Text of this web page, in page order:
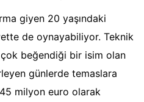
giyen 20 yaşındaki
de oynayabiliyor. Teknik
beğendiği bir isim olan
günlerde temaslara
milyon euro olarak